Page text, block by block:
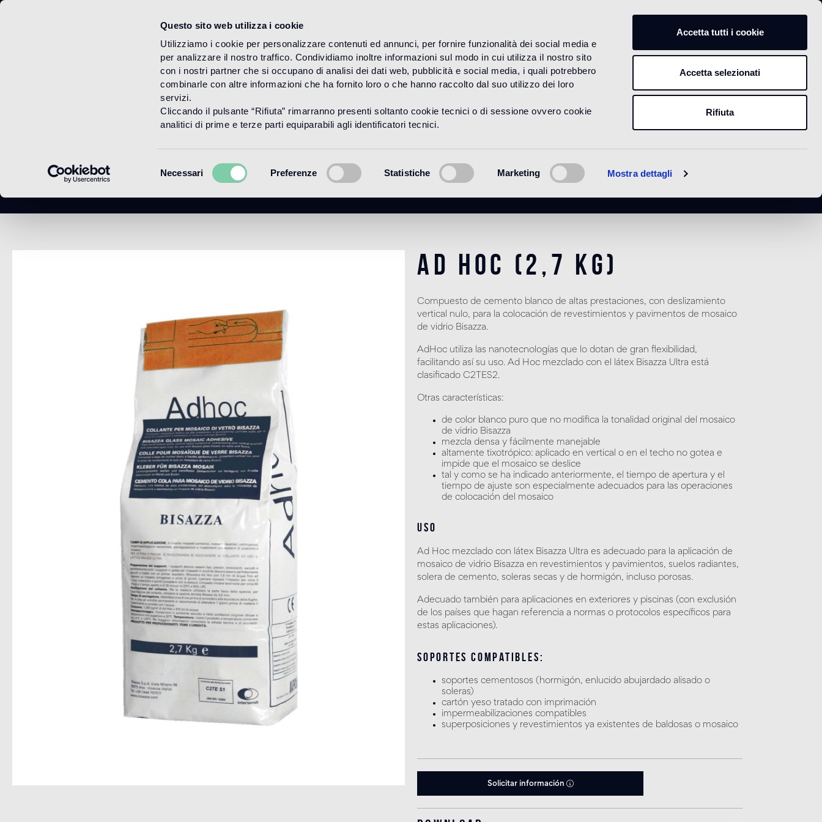
Questo sito web utilizza i cookie
Utilizziamo i cookie per personalizzare contenuti ed annunci, per fornire funzionalità dei social media e
per analizzare il nostro traffico. Condividiamo inoltre informazioni sul modo in cui utilizza il nostro sito
con i nostri partner che si occupano di analisi dei dati web, pubblicità e social media, i quali potrebbero
combinarle con altre informazioni che ha fornito loro o che hanno raccolto dal suo utilizzo dei loro
servizi.
Cliccando il pulsante “Rifiuta” rimarranno presenti soltanto cookie tecnici o di sessione ovvero cookie
analitici di prime e terze parti equiparabili agli identificatori tecnici.
del
Necessari Preferenze Statistiche Marketing Mostra dettagli
Accetta tutti i cookie
Accetta selezionati
Rifiuta
HOME PRODUCTOS PRODUCTOS TÉCNICOS ADHESIVOS
Ad Hoc (2,7 Kg)
Ad Hoc (2,7 Kg)
Compuesto de cemento blanco de altas prestaciones, con deslizamiento
vertical nulo, para la colocación de revestimientos y pavimentos de mosaico
de vidrio Bisazza.
AdHoc utiliza las nanotecnologías que lo dotan de gran flexibilidad,
facilitando así su uso. Ad Hoc mezclado con el látex Bisazza Ultra está
clasificado C2TES2.
Otras características:
de color blanco puro que no modifica la tonalidad original del mosaico
de vidrio Bisazza
mezcla densa y fácilmente manejable
altamente tixotrópico: aplicado en vertical o en el techo no gotea e
impide que el mosaico se deslice
tal y como se ha indicado anteriormente, el tiempo de apertura y el
tiempo de ajuste son especialmente adecuados para las operaciones
de colocación del mosaico
USO
Ad Hoc mezclado con látex Bisazza Ultra es adecuado para la aplicación de
mosaico de vidrio Bisazza en revestimientos y pavimientos, suelos radiantes,
solera de cemento, soleras secas y de hormigón, incluso porosas.
Adecuado también para aplicaciones en exteriores y piscinas (con exclusión
de los países que hagan referencia a normas o protocolos específicos para
estas aplicaciones).
Soportes compatibles:
soportes cementosos (hormigón, enlucido abujardado alisado o
soleras)
cartón yeso tratado con imprimación
impermeabilizaciones compatibles
superposiciones y revestimientos ya existentes de baldosas o mosaico
Solicitar información